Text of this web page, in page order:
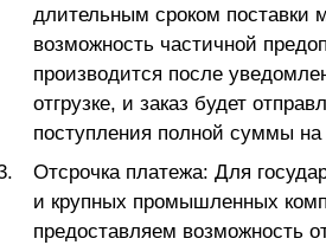
длительным сроком поставки
возможность частичной
производится после
отгрузке, и заказ будет
поступления полной суммы на
Отсрочка платежа: Для
и крупных промышленных
предоставляем возможность